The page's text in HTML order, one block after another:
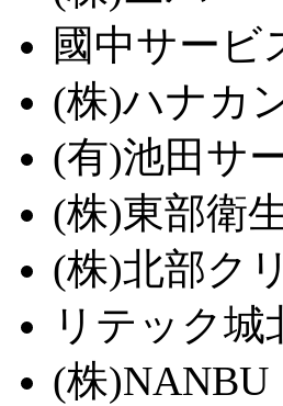
國中サービ
(株)ハナカ
(有)池田サ
(株)東部衛
(株)北部ク
リテック城
(株)NANBU